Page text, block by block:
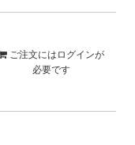
ご注文には ログインが
必要です